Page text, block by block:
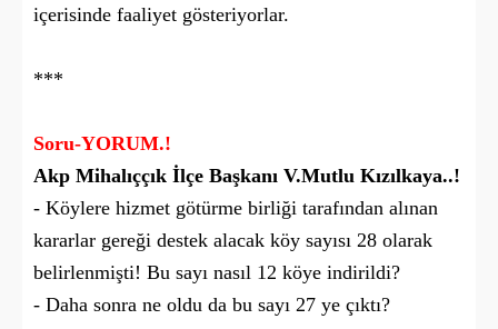
içerisinde faaliyet gösteriyorlar.
***
Soru-YORUM.!
Akp Mihalıççık İlçe Başkanı V.Mutlu Kızılkaya..!
- Köylere hizmet götürme birliği tarafından alınan
kararlar gereği destek alacak köy sayısı 28 olarak
belirlenmişti! Bu sayı nasıl 12 köye indirildi?
- Daha sonra ne oldu da bu sayı 27 ye çıktı?